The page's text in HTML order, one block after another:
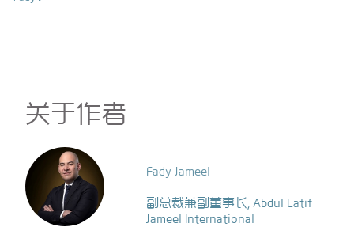
关于作者
Fady Jameel
副总裁兼副董事长, Abdul Latif
Jameel International